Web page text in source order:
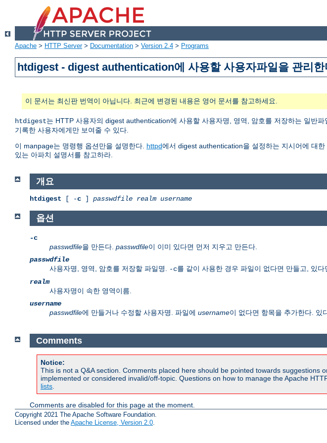
Apache > HTTP Server> Documentation > Version 2.4 > Programs
htdigest - digest authentication에 사용할 사용자파일을 관리한
이 문서는 최신판 번역이 아닙니다. 최근에 변경된 내용은 영어 문서를 참고하세요.
htdigest는 HTTP 사용자의 digest authentication에 사용할 사용자명, 영역, 암호를 저장하는 일반
기록한 사용자에게만 보여줄 수 있다.
이 manpage는 명령행 옵션만을 설명한다. httpd에서 digest authentication을 설정하는 지시어에 대
있는 아파치 설명서를 참고하라.
개요
htdigest [ -c ] passwdfile realm username
옵션
-c
passwdfile을 만든다. passwdfile이 이미 있다면 먼저 지우고 만든다.
passwdfile
사용자명, 영역, 암호를 저장할 파일명.
-c를 같이 사용한 경우 파일이 없다면 만들고, 있다
realm
사용자명이 속한 영역이름.
username
passwdfile에 만들거나 수정할 사용자명. 파일에 username이 없다면 항목을 추가한다. 있
Comments
Notice:
This is not a Q&A section. Comments placed here should be pointed towards
implemented or considered invalid/off-topic. Questions on how to manage the Apache
lists.
Comments are disabled for this page at the moment.
Copyright 2021 The Apache Software Foundation.
Licensed under the Apache License, Version 2.0